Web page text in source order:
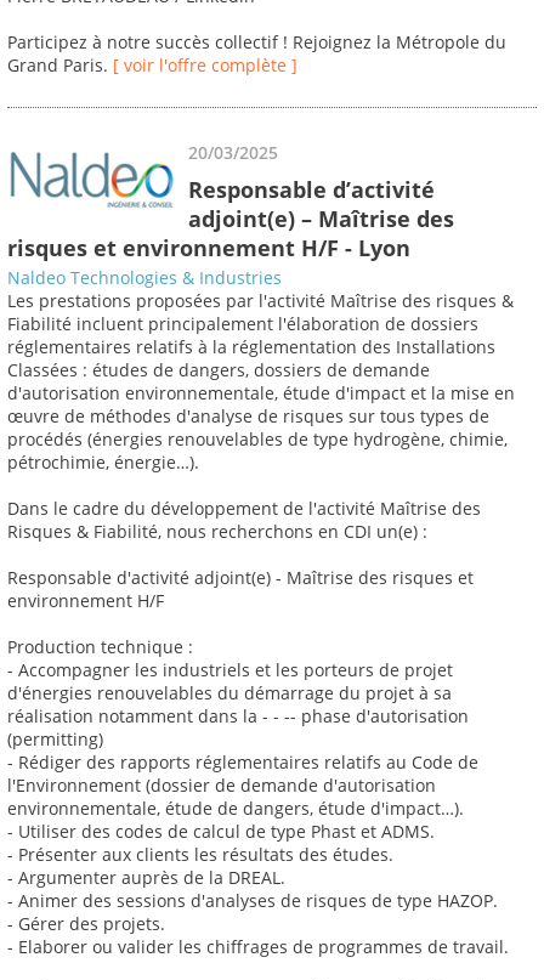
Participez à notre succès collectif ! Rejoignez la Métropole du
Grand Paris. [ voir l'offre complète ]
20/03/2025
Responsable d’activité
adjoint(e) – Maîtrise des
risques et environnement H/F - Lyon
Naldeo Technologies & Industries
Les prestations proposées par l'activité Maîtrise des risques &
Fiabilité incluent principalement l'élaboration de dossiers
réglementaires relatifs à la réglementation des Installations
Classées : études de dangers, dossiers de demande
d'autorisation environnementale, étude d'impact et la mise en
œuvre de méthodes d'analyse de risques sur tous types de
procédés (énergies renouvelables de type hydrogène, chimie,
pétrochimie, énergie…).
Dans le cadre du développement de l'activité Maîtrise des
Risques & Fiabilité, nous recherchons en CDI un(e) :
Responsable d'activité adjoint(e) - Maîtrise des risques et
environnement H/F
Production technique :
- Accompagner les industriels et les porteurs de projet
d'énergies renouvelables du démarrage du projet à sa
réalisation notamment dans la - - -- phase d'autorisation
(permitting)
- Rédiger des rapports réglementaires relatifs au Code de
l'Environnement (dossier de demande d'autorisation
environnementale, étude de dangers, étude d'impact…).
- Utiliser des codes de calcul de type Phast et ADMS.
- Présenter aux clients les résultats des études.
- Argumenter auprès de la DREAL.
- Animer des sessions d'analyses de risques de type HAZOP.
- Gérer des projets.
- Elaborer ou valider les chiffrages de programmes de travail.